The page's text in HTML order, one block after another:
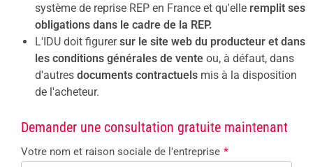
système de reprise REP en France et qu'elle remplit ses
obligations dans le cadre de la REP.
L'IDU doit figurersur le site web du producteur et dans
les conditions générales de vente ou, à défaut, dans
d'autres documents contractuels mis à la disposition
de l'acheteur.
Demander une consultation gratuite maintenant
Votre nom et raison sociale de l'entreprise *